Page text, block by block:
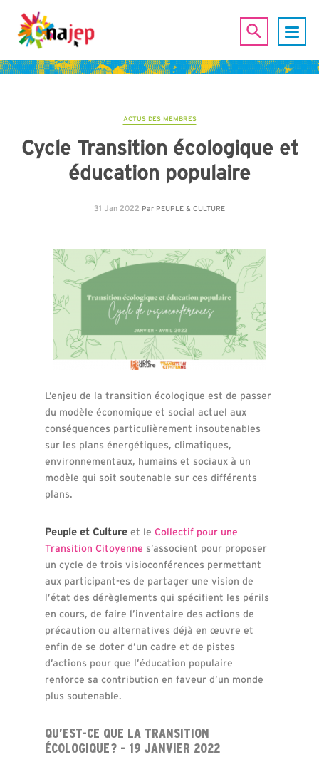
ACTUS DES MEMBRES
Cycle Transition écologique et
éducation populaire
31 Jan 2022 Par PEUPLE & CULTURE
L’enjeu de la transition écologique est de passer
du modèle économique et social actuel aux
conséquences particulièrement insoutenables
sur les plans énergétiques, climatiques,
environnementaux, humains et sociaux à un
modèle qui soit soutenable sur ces différents
plans.
Peuple et Cultureet le Collectif pour une
Transition Citoyenne s’associent pour proposer
un cycle de trois visioconférences permettant
aux participant-es de partager une vision de
l’état des dérèglements qui spécifient les périls
en cours, de faire l’inventaire des actions de
précaution ou alternatives déjà en œuvre et
enfin de se doter d’un cadre et de pistes
d’actions pour que l’éducation populaire
renforce sa contribution en faveur d’un monde
plus soutenable.
QU’EST-CE QUE LA TRANSITION
ÉCOLOGIQUE ? – 19 JANVIER 2022